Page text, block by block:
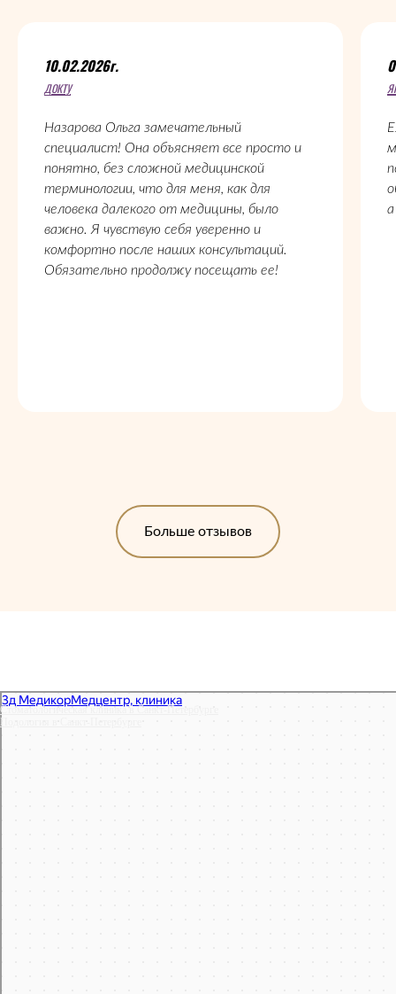
10.02.2026г.
ДОКТУ
Назарова Ольга замечательный
специалист! Она объясняет все просто и
понятно, без сложной медицинской
терминологии, что для меня, как для
человека далекого от медицины, было
важно. Я чувствую себя уверенно и
комфортно после наших консультаций.
Обязательно продолжу посещать ее!
Больше отзывов
Стоматологическая клиника в Санкт‑Петербурге
Подология в Санкт‑Петербурге